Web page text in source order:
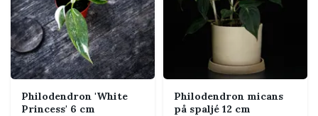
En minikruka anpassad för 6 cm innerkruka
Utseende
Sorten kännetecknas av gröna hjärtformade blad
Philodendron 'White
Princess' 6 cm
Philodendron micans
på spaljé 12 cm